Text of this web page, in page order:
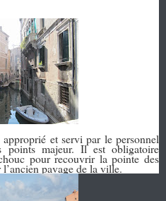
et servi par le personnel
points majeur. Il est obligatoire
pour recouvrir la pointe des
pavage de la ville.